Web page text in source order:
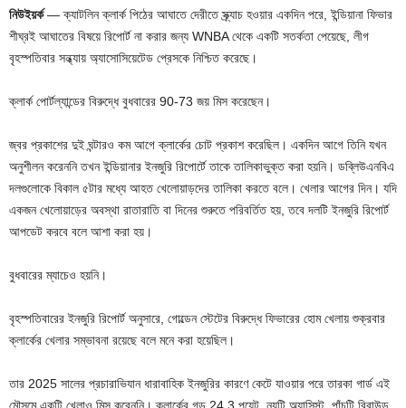
নিউইয়র্ক— ক্যাটলিন ক্লার্ক পিঠের আঘাতে দেরীতে স্ক্র্যাচ হওয়ার একদিন পরে, ইন্ডিয়ানা ফিভার
শীঘ্রই আঘাতের বিষয়ে রিপোর্ট না করার জন্য WNBA থেকে একটি সতর্কতা পেয়েছে, লীগ
বৃহস্পতিবার সন্ধ্যায় অ্যাসোসিয়েটেড প্রেসকে নিশ্চিত করেছে।
ক্লার্ক পোর্টল্যান্ডের বিরুদ্ধে বুধবারের 90-73 জয় মিস করেছেন।
জ্বর প্রকাশের দুই ঘন্টারও কম আগে ক্লার্কের চোট প্রকাশ করেছিল। একদিন আগে তিনি যখন
অনুশীলন করেননি তখন ইন্ডিয়ানার ইনজুরি রিপোর্টে তাকে তালিকাভুক্ত করা হয়নি। ডব্লিউএনবিএ
দলগুলোকে বিকাল ৫টার মধ্যে আহত খেলোয়াড়দের তালিকা করতে বলে। খেলার আগের দিন। যদি
একজন খেলোয়াড়ের অবস্থা রাতারাতি বা দিনের শুরুতে পরিবর্তিত হয়, তবে দলটি ইনজুরি রিপোর্ট
আপডেট করবে বলে আশা করা হয়।
বুধবারের ম্যাচেও হয়নি।
বৃহস্পতিবারের ইনজুরি রিপোর্ট অনুসারে, গোল্ডেন স্টেটের বিরুদ্ধে ফিভারের হোম খেলায় শুক্রবার
ক্লার্কের খেলার সম্ভাবনা রয়েছে বলে মনে করা হয়েছিল।
তার 2025 সালের প্রচারাভিযান ধারাবাহিক ইনজুরির কারণে কেটে যাওয়ার পরে তারকা গার্ড এই